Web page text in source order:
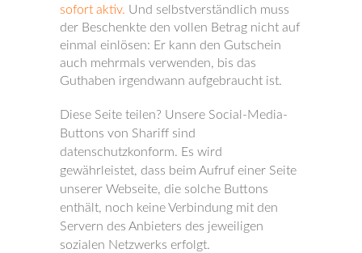
sofort aktiv. Und selbstverständlich muss
der Beschenkte den vollen Betrag nicht auf
einmal einlösen: Er kann den Gutschein
auch mehrmals verwenden, bis das
Guthaben irgendwann aufgebraucht ist.
Diese Seite teilen? Unsere Social-Media-
Buttons von Shariff sind
datenschutzkonform. Es wird
gewährleistet, dass beim Aufruf einer Seite
unserer Webseite, die solche Buttons
enthält, noch keine Verbindung mit den
Servern des Anbieters des jeweiligen
sozialen Netzwerks erfolgt.